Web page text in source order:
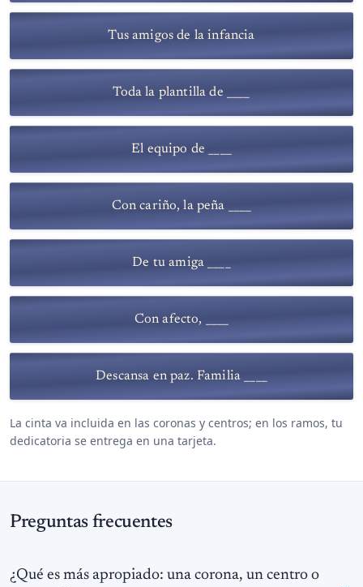
Tus amigos de la infancia
Toda la plantilla de ____
El equipo de ____
Con cariño, la peña ____
De tu amiga ____
Con afecto, ____
Descansa en paz. Familia ____
La cinta va incluida en las coronas y centros; en los ramos, tu
dedicatoria se entrega en una tarjeta.
Preguntas frecuentes
¿Qué es más apropiado: una corona, un centro o